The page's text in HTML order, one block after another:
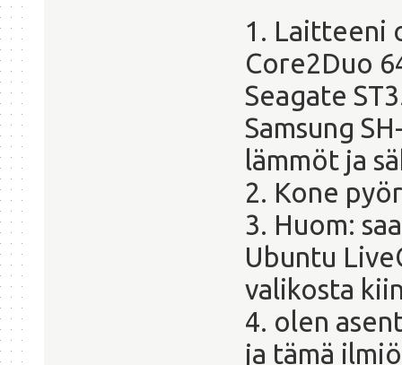
1. Laitteeni
Core2Duo
Seagate
Samsung
lämmöt ja
2. Kone
3. Huom:
Ubuntu
valikosta
4. olen
ja tämä